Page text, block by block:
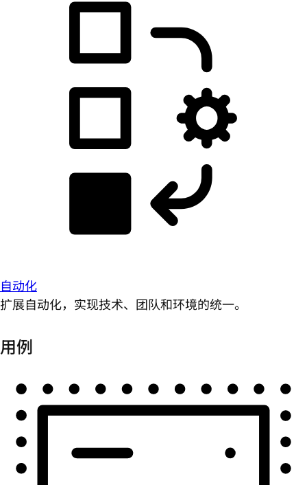
自动化
扩展自动化，实现技术、团队和环境的统一。
用例